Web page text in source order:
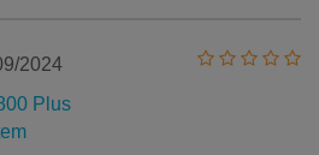
2024
Plus